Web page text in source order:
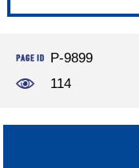
P-9899
114